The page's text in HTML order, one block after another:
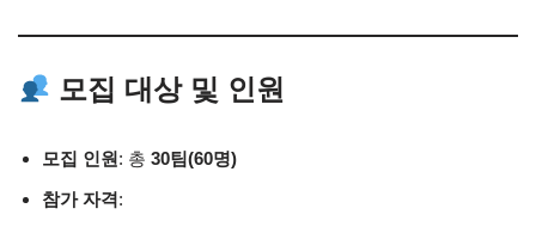
모집 대상 및 인원
모집 인원: 총 30팀(60명)
참가 자격: